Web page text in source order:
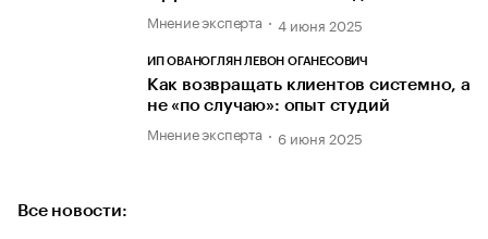
Мнение эксперта 4 июня 2025
ИП ОВАНОГЛЯН ЛЕВОН ОГАНЕСОВИЧ
Как возвращать клиентов системно, а
не «по случаю»: опыт студий
Мнение эксперта 6 июня 2025
Все новости: